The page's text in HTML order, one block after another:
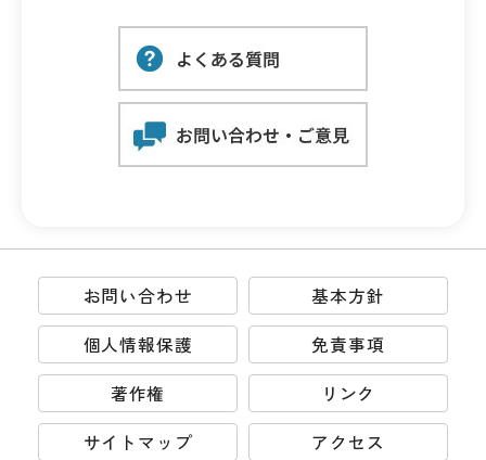
お問い合わせ
基本方針
個人情報保護
免責事項
著作権
リンク
サイトマップ
アクセス